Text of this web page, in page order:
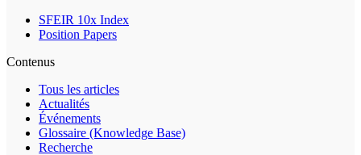
SFEIR 10x Index
Position Papers
Contenus
Tous les articles
Actualités
Événements
Glossaire (Knowledge Base)
Recherche